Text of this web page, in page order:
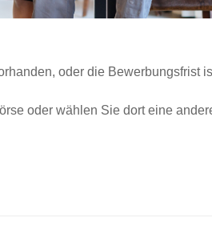
oder die Bewerbungsfrist
oder wählen Sie dort eine